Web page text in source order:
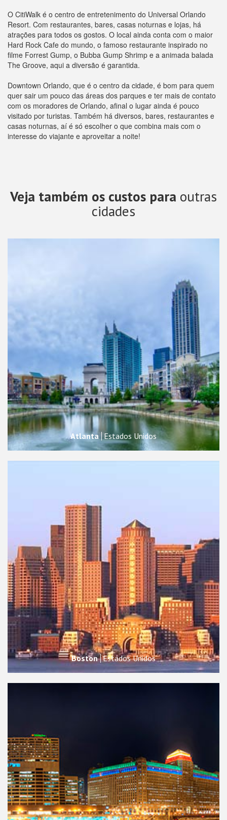
O CitiWalk é o centro de entretenimento do Universal Orlando
Resort. Com restaurantes, bares, casas noturnas e lojas, há
atrações para todos os gostos. O local ainda conta com o maior
Hard Rock Cafe do mundo, o famoso restaurante inspirado no
filme Forrest Gump, o Bubba Gump Shrimp e a animada balada
The Groove, aqui a diversão é garantida.
Downtown Orlando, que é o centro da cidade, é bom para quem
quer sair um pouco das áreas dos parques e ter mais de contato
com os moradores de Orlando, afinal o lugar ainda é pouco
visitado por turistas. Também há diversos, bares, restaurantes e
casas noturnas, aí é só escolher o que combina mais com o
interesse do viajante e aproveitar a noite!
Veja também os custos para outras
cidades
Atlanta Estados Unidos
Boston Estados Unidos